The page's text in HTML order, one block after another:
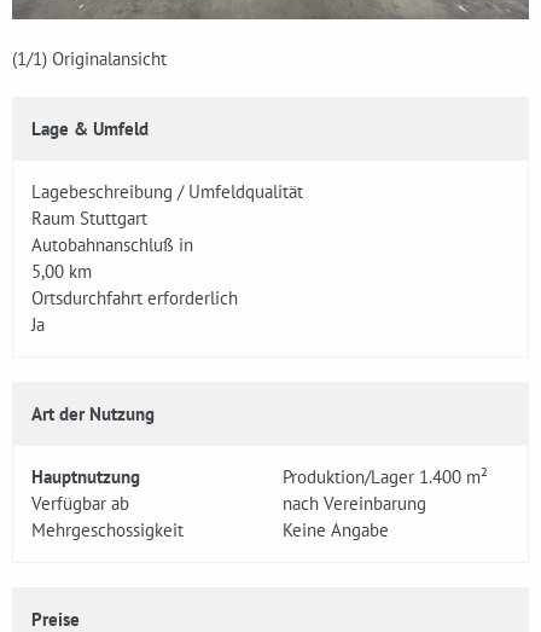
(1/1) Originalansicht
Lage & Umfeld
Lagebeschreibung / Umfeldqualität
Raum Stuttgart
Autobahnanschluß in
5,00 km
Ortsdurchfahrt erforderlich
Ja
Art der Nutzung
Hauptnutzung
Produktion/Lager 1.400 m²
Verfügbar ab
nach Vereinbarung
Mehrgeschossigkeit
Keine Angabe
Preise